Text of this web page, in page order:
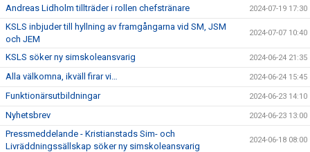
Andreas Lidholm tillträder i rollen chefstränare 2024-07-19 17:30
KSLS inbjuder till hyllning av framgångarna vid SM, JSM
och JEM
2024-07-07 10:40
KSLS söker ny simskoleansvarig 2024-06-24 21:35
Alla välkomna, ikväll firar vi… 2024-06-24 15:45
Funktionärsutbildningar 2024-06-23 14:10
Nyhetsbrev 2024-06-23 13:00
Pressmeddelande - Kristianstads Sim- och
Livräddningssällskap söker ny simskoleansvarig
2024-06-18 08:00